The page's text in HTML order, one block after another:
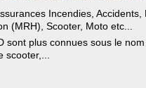
Incendies,
(MRH), Scooter, Moto etc...
sont plus connues sous le